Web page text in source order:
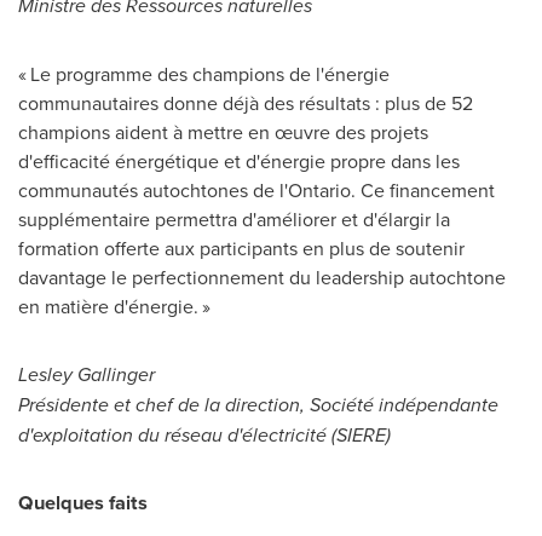
Ministre des Ressources naturelles
« Le programme des champions de l'énergie
communautaires donne déjà des résultats : plus de 52
champions aident à mettre en œuvre des projets
d'efficacité énergétique et d'énergie propre dans les
communautés autochtones de l'Ontario. Ce financement
supplémentaire permettra d'améliorer et d'élargir la
formation offerte aux participants en plus de soutenir
davantage le perfectionnement du leadership autochtone
en matière d'énergie. »
Lesley Gallinger
Présidente et chef de la direction, Société indépendante
d'exploitation du réseau d'électricité (SIERE)
Quelques faits